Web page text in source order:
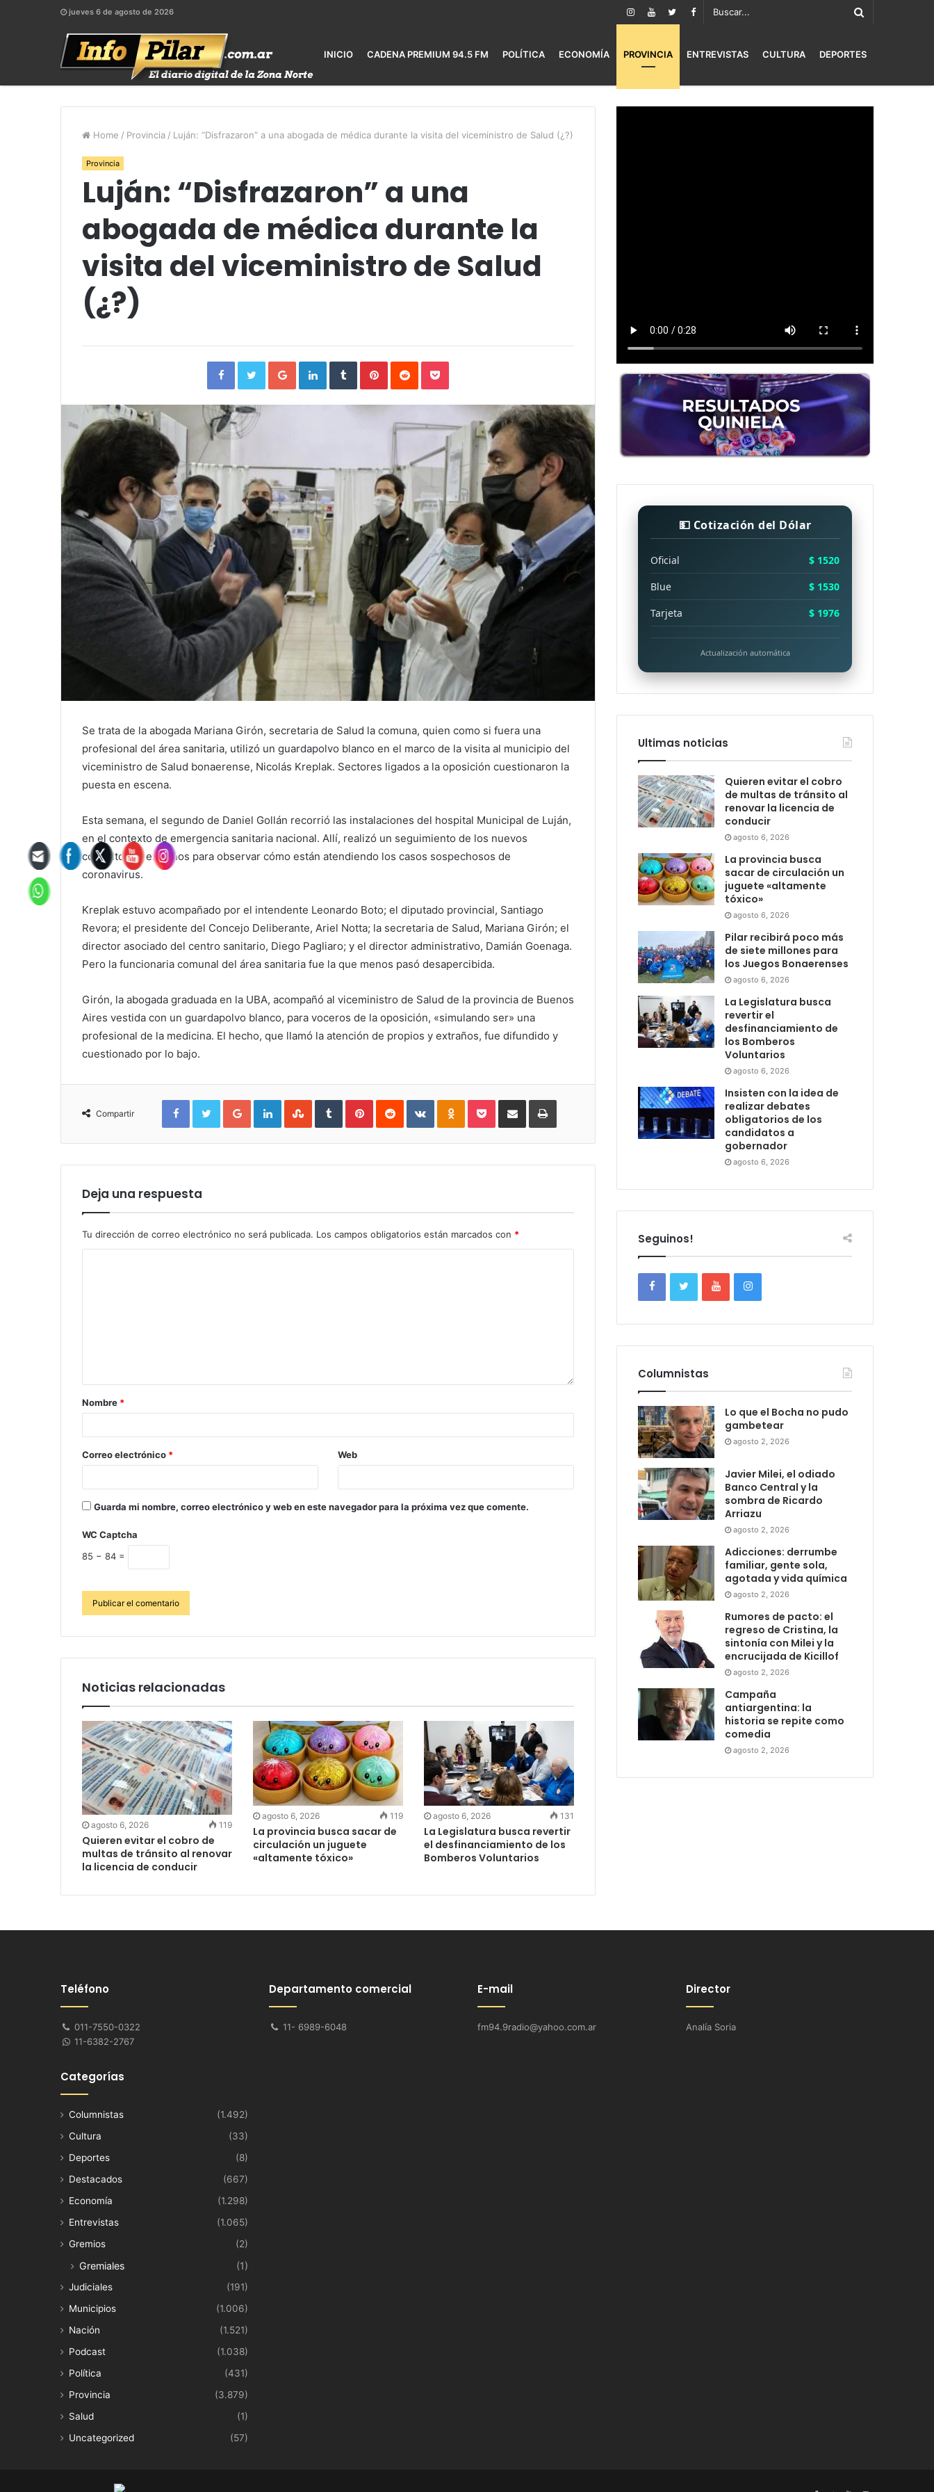
jueves 6 de agosto de 2026
INICIO CADENA PREMIUM 94.5 FM POLÍTICA ECONOMÍA PROVINCIA ENTREVISTAS CULTURA DEPORTES
Home / Provincia / Luján: “Disfrazaron” a una abogada de médica durante la visita del viceministro de Salud (¿?)
Provincia
Luján: “Disfrazaron” a una
abogada de médica durante la
visita del viceministro de Salud
(¿?)
FacebookTwitterGoogle+LinkedInTumblrPinterestReddit Pocket
Se trata de la abogada Mariana Girón, secretaria de Salud la comuna, quien como si fuera una
profesional del área sanitaria, utilizó un guardapolvo blanco en el marco de la visita al municipio del
viceministro de Salud bonaerense, Nicolás Kreplak. Sectores ligados a la oposición cuestionaron la
puesta en escena.
Esta semana, el segundo de Daniel Gollán recorrió las instalaciones del hospital Municipal de Luján,
en el contexto de emergencia sanitaria nacional. Allí, realizó un seguimiento de los nuevos
consultorios externos para observar cómo están atendiendo los casos sospechosos de
coronavirus.
Kreplak estuvo acompañado por el intendente Leonardo Boto; el diputado provincial, Santiago
Revora; el presidente del Concejo Deliberante, Ariel Notta; la secretaria de Salud, Mariana Girón; el
director asociado del centro sanitario, Diego Pagliaro; y el director administrativo, Damián Goenaga.
Pero la funcionaria comunal del área sanitaria fue la que menos pasó desapercibida.
Girón, la abogada graduada en la UBA, acompañó al viceministro de Salud de la provincia de Buenos
Aires vestida con un guardapolvo blanco, para voceros de la oposición, «simulando ser» una
profesional de la medicina. El hecho, que llamó la atención de propios y extraños, fue difundido y
cuestionado por lo bajo.
Compartir
FacebookTwitterGoogle+LinkedInStumbleUpon
TumblrPinterestReddit VKontakteOdnoklassniki
PocketShare
Email
Print
Deja una respuesta
Tu dirección de correo electrónico no será publicada. Los campos obligatorios están marcados con *
Nombre *
Correo electrónico * Web
Guarda mi nombre, correo electrónico y web en este navegador para la próxima vez que comente.
WC Captcha
85 − 84 =
Noticias relacionadas
agosto 6, 2026 119
Quieren evitar el cobro de
multas de tránsito al renovar
la licencia de conducir
agosto 6, 2026 119
La provincia busca sacar de
circulación un juguete
«altamente tóxico»
agosto 6, 2026 131
La Legislatura busca revertir
el desfinanciamiento de los
Bomberos Voluntarios
💵 Cotización del Dólar
Oficial
$ 1520
Blue
$ 1530
Tarjeta
$ 1976
Actualización automática
Ultimas noticias
Quieren evitar el cobro
de multas de tránsito al
renovar la licencia de
conducir
agosto 6, 2026
La provincia busca
sacar de circulación un
juguete «altamente
tóxico»
agosto 6, 2026
Pilar recibirá poco más
de siete millones para
los Juegos Bonaerenses
agosto 6, 2026
La Legislatura busca
revertir el
desfinanciamiento de
los Bomberos
Voluntarios
agosto 6, 2026
Insisten con la idea de
realizar debates
obligatorios de los
candidatos a
gobernador
agosto 6, 2026
Seguinos!
Columnistas
Lo que el Bocha no pudo
gambetear
agosto 2, 2026
Javier Milei, el odiado
Banco Central y la
sombra de Ricardo
Arriazu
agosto 2, 2026
Adicciones: derrumbe
familiar, gente sola,
agotada y vida química
agosto 2, 2026
Rumores de pacto: el
regreso de Cristina, la
sintonía con Milei y la
encrucijada de Kicillof
agosto 2, 2026
Campaña
antiargentina: la
historia se repite como
comedia
agosto 2, 2026
Teléfono
011-7550-0322
11-6382-2767
Categorías
Columnistas
(1.492)
Cultura
(33)
Deportes
(8)
Destacados
(667)
Economía
(1.298)
Entrevistas
(1.065)
Gremios
(2)
Gremiales (1)
Judiciales
(191)
Municipios
(1.006)
Nación
(1.521)
Podcast
(1.038)
Política
(431)
Provincia
(3.879)
Salud
(1)
Uncategorized
(57)
Departamento comercial
11- 6989-6048
E-mail
fm94.9radio@yahoo.com.ar
Director
Analía Soria